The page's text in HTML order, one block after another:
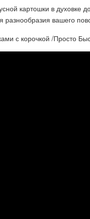
картошки в духовке
разнообразия вашего
с корочкой /Просто